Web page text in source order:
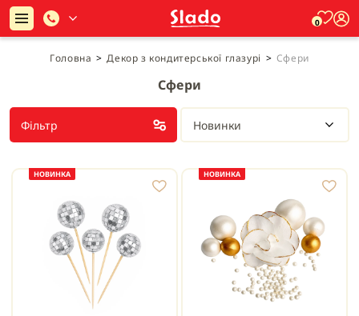
0
Головна > Декор з кондитерської глазурі > Сфери
Сфери
Фільтр Новинки
НОВИНКА НОВИНКА